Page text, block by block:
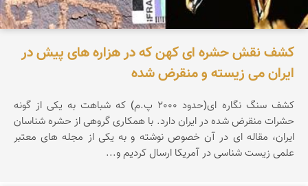
کشف نقش حشره ای کهن که در هزاره های پیش در
ایران می زیسته و منقرض شده
کشف سنگ نگاره ای(حدود 2000 پ.م) که شباهت به یکی از گونه
حشرات منقرض شده در ایران دارد. با همکاری گروهی از حشره شناسان
ایران، مقاله ای در آن خصوص نوشته و به یکی از مجله های معتبر
علمی زیست شناسی در آمریکا ارسال کردیم و...